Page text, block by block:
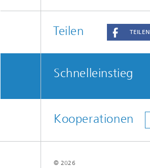
Teilen TEILEN
Schnelleinstieg
Kooperationen
© 2026